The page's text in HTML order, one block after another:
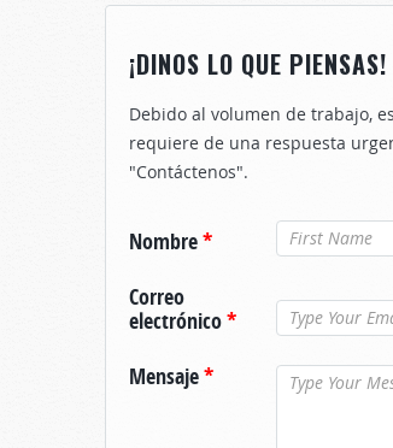
¡DINOS LO QUE PIENSAS!
Debido al volumen de trabajo,
requiere de una respuesta
"Contáctenos".
Nombre*
Correo
electrónico*
Mensaje*